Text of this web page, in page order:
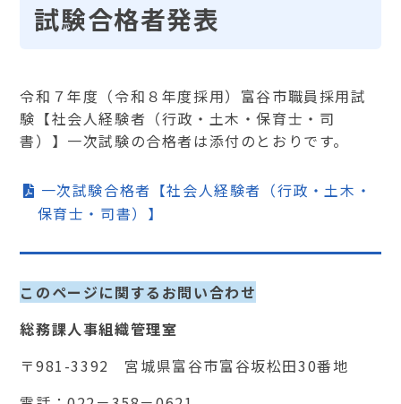
試験合格者発表
令和７年度（令和８年度採用）富谷市職員採用試
験【社会人経験者（行政・土木・保育士・司
書）】一次試験の合格者は添付のとおりです。
一次試験合格者【社会人経験者（行政・土木・
保育士・司書）】
このページに関するお問い合わせ
総務課人事組織管理室
〒981-3392 宮城県富谷市富谷坂松田30番地